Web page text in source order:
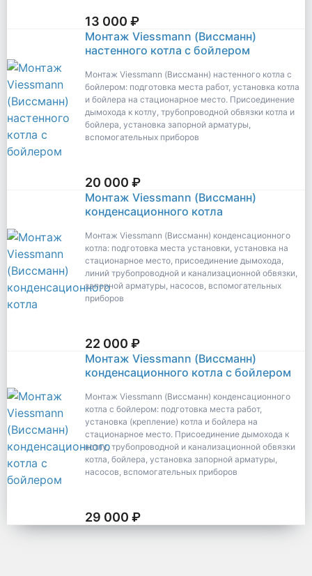
13 000 ₽
Монтаж Viessmann (Виссманн)
настенного котла с бойлером
Монтаж Viessmann (Виссманн) настенного котла с
бойлером: подготовка места работ, установка котла
и бойлера на стационарное место. Присоединение
дымохода к котлу, трубопроводной обвязки котла и
бойлера, установка запорной арматуры,
вспомогательных приборов
20 000 ₽
Монтаж Viessmann (Виссманн)
конденсационного котла
Монтаж Viessmann (Виссманн) конденсационного
котла: подготовка места установки, установка на
стационарное место, присоединение дымохода,
линий трубопроводной и канализационной обвязки,
запорной арматуры, насосов, вспомогательных
приборов
22 000 ₽
Монтаж Viessmann (Виссманн)
конденсационного котла с бойлером
Монтаж Viessmann (Виссманн) конденсационного
котла с бойлером: подготовка места работ,
установка (крепление) котла и бойлера на
стационарное место. Присоединение дымохода к
котлу, трубопроводной и канализационной обвязки
котла, бойлера, установка запорной арматуры,
насосов, вспомогательных приборов
29 000 ₽